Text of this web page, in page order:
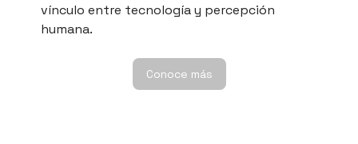
vínculo entre tecnología y percepción
humana.
Conoce más